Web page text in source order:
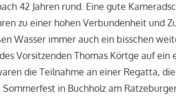
42 Jahren rund. Eine gute
zu einer hohen Verbundenheit und
Wasser immer auch ein bisschen
Vorsitzenden Thomas Körtge auf ein
die Teilnahme an einer Regatta,
in Buchholz am